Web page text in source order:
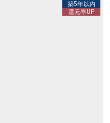
築5年以内
還元率UP